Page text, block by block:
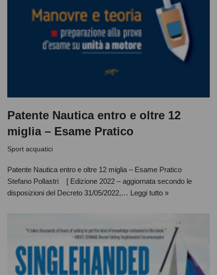
Patente Nautica entro e oltre 12
miglia – Esame Pratico
Sport acquatici
Patente Nautica entro e oltre 12 miglia – Esame Pratico
Stefano Pollastri [ Edizione 2022 – aggiornata secondo le
disposizioni del Decreto 31/05/2022,… Leggi tutto »